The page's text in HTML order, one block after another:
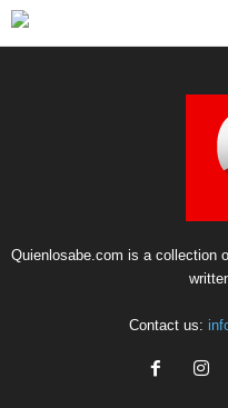
Quienlosabe.com is a collection
Contact us: